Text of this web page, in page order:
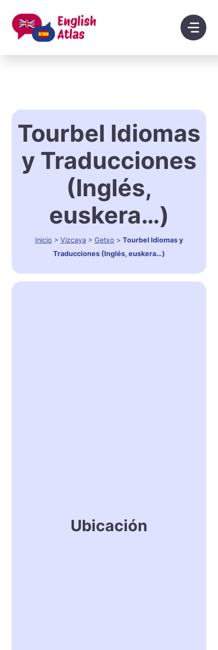
contenido
Tourbel Idiomas
y Traducciones
(Inglés,
euskera…)
Inicio > Vizcaya > Getxo > Tourbel Idiomas y
Traducciones (Inglés, euskera…)
Ubicación